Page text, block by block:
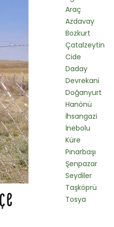
Araç
Azdavay
Bozkurt
Çatalzeytin
Cide
Daday
Devrekani
Doğanyurt
Hanönü
İhsangazi
İnebolu
Küre
Pınarbaşı
Şenpazar
Seydiler
Taşköprü
Tosya